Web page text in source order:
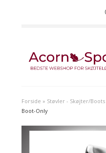
Forside » Støvler - Skøjter/Boots
Boot-Only